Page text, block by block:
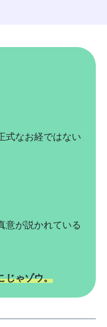
式なお経ではない
意が説かれている
じゃゾウ。